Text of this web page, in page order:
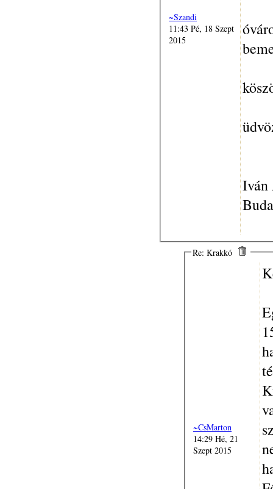
~Szandi
11:43 Pé, 18 Szept
2015
Iván
Re: Krakkó
~CsMarton
14:29 Hé, 21
Szept 2015